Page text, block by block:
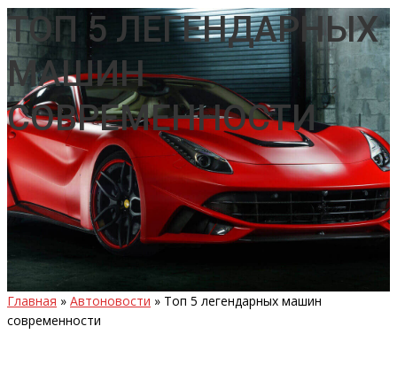
ТОП 5 ЛЕГЕНДАРНЫХ
МАШИН
СОВРЕМЕННОСТИ
Главная » Автоновости » Топ 5 легендарных машин
современности